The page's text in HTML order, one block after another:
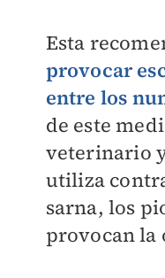
Esta
provocar
entre los
de este
veterinario
utiliza
sarna, los
provocan la